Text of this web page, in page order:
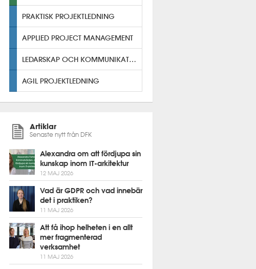
PRAKTISK PROJEKTLEDNING
APPLIED PROJECT MANAGEMENT
LEDARSKAP OCH KOMMUNIKATION
AGIL PROJEKTLEDNING
Artiklar
Senaste nytt från DFK
Alexandra om att fördjupa sin
kunskap inom IT-arkitektur
12 MAJ 2026
Vad är GDPR och vad innebär
det i praktiken?
11 MAJ 2026
Att få ihop helheten i en allt
mer fragmenterad
verksamhet
11 MAJ 2026